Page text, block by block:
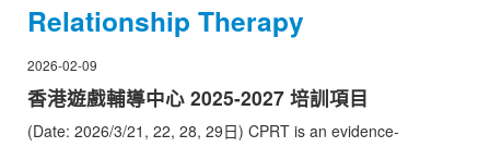
Relationship Therapy
2026-02-09
香港遊戲輔導中心 2025-2027 培訓項目
(Date: 2026/3/21, 22, 28, 29日) CPRT is an evidence-